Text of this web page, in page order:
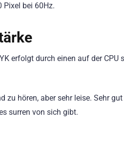
Pixel bei 60Hz.
erfolgt durch einen auf der
zu hören, aber sehr leise. Sehr
surren von sich gibt.